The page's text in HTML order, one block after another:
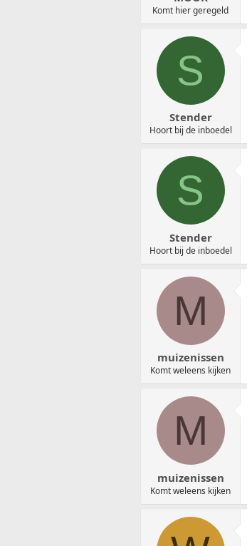
Komt hier geregeld
S
Stender
Hoort bij de inboedel
S
Stender
Hoort bij de inboedel
M
muizenissen
Komt weleens kijken
M
muizenissen
Komt weleens kijken